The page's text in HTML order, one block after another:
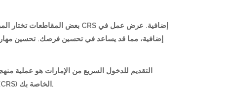
التقديم للدخول السريع من الإمارات هو عملية
شخصي للدخول السريع، ستدخل المجموعة وقد تتم دعوتك لتقديم طلب للإقامة الدائمة بناءً على درجة نظام التصنيف الشامل (CRS) الخاصة بك.